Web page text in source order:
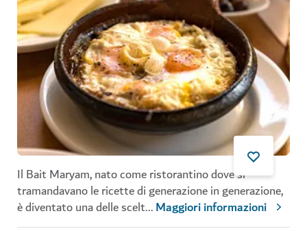
Il Bait Maryam, nato come ristorantino dove si
tramandavano le ricette di generazione in generazione,
è diventato una delle scelt...Maggiori informazioni